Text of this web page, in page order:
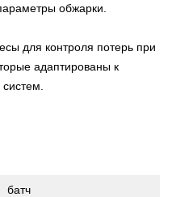
обжарки.
для контроля потерь при
адаптированы к
батч